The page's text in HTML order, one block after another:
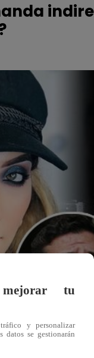
tu
y personalizar
datos se gestionarán